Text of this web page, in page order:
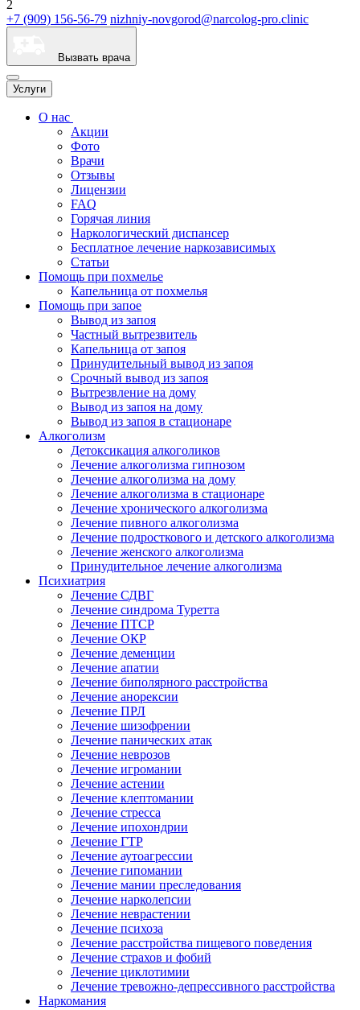
2
+7 (909) 156-56-79 nizhniy-novgorod@narcolog-pro.clinic
Вызвать врача
Услуги
О нас
Акции
Фото
Врачи
Отзывы
Лицензии
FAQ
Горячая линия
Наркологический диспансер
Бесплатное лечение наркозависимых
Статьи
Помощь при похмелье
Капельница от похмелья
Помощь при запое
Вывод из запоя
Частный вытрезвитель
Капельница от запоя
Принудительный вывод из запоя
Срочный вывод из запоя
Вытрезвление на дому
Вывод из запоя на дому
Вывод из запоя в стационаре
Алкоголизм
Детоксикация алкоголиков
Лечение алкоголизма гипнозом
Лечение алкоголизма на дому
Лечение алкоголизма в стационаре
Лечение хронического алкоголизма
Лечение пивного алкоголизма
Лечение подросткового и детского алкоголизма
Лечение женского алкоголизма
Принудительное лечение алкоголизма
Психиатрия
Лечение СДВГ
Лечение синдрома Туретта
Лечение ПТСР
Лечение ОКР
Лечение деменции
Лечение апатии
Лечение биполярного расстройства
Лечение анорексии
Лечение ПРЛ
Лечение шизофрении
Лечение панических атак
Лечение неврозов
Лечение игромании
Лечение астении
Лечение клептомании
Лечение стресса
Лечение ипохондрии
Лечение ГТР
Лечение аутоагрессии
Лечение гипомании
Лечение мании преследования
Лечение нарколепсии
Лечение неврастении
Лечение психоза
Лечение расстройства пищевого поведения
Лечение страхов и фобий
Лечение циклотимии
Лечение тревожно-депрессивного расстройства
Наркомания